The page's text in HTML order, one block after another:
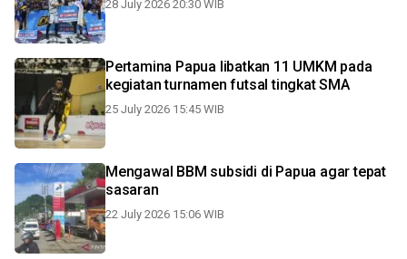
28 July 2026 20:30 WIB
Pertamina Papua libatkan 11 UMKM pada
kegiatan turnamen futsal tingkat SMA
25 July 2026 15:45 WIB
Mengawal BBM subsidi di Papua agar tepat
sasaran
22 July 2026 15:06 WIB